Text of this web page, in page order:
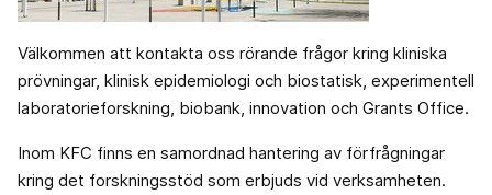
Välkommen att kontakta oss rörande frågor kring kliniska
prövningar, klinisk epidemiologi och biostatisk, experimentell
laboratorieforskning, biobank, innovation och Grants Office.
Inom KFC finns en samordnad hantering av förfrågningar
kring det forskningsstöd som erbjuds vid verksamheten.